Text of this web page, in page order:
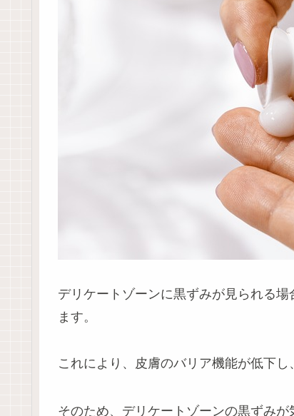
デリケートゾーンに黒ずみが見られる場
ます。
これにより、皮膚のバリア機能が低下
そのため、デリケートゾーンの黒ずみ